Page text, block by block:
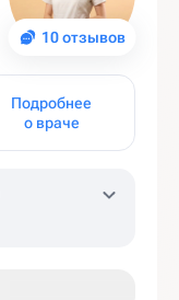
10 отзывов
Подробнее
о враче